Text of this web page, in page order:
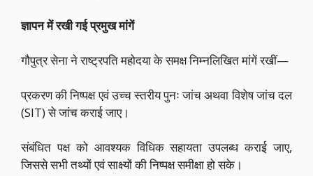
ज्ञापन में रखी गई प्रमुख मांगें
गौपुत्र सेना ने राष्ट्रपति महोदया के समक्ष निम्नलिखित मांगें रखीं—
प्रकरण की निष्पक्ष एवं उच्च स्तरीय पुनः जांच अथवा विशेष जांच दल
(SIT) से जांच कराई जाए।
संबंधित पक्ष को आवश्यक विधिक सहायता उपलब्ध कराई जाए,
जिससे सभी तथ्यों एवं साक्ष्यों की निष्पक्ष समीक्षा हो सके।